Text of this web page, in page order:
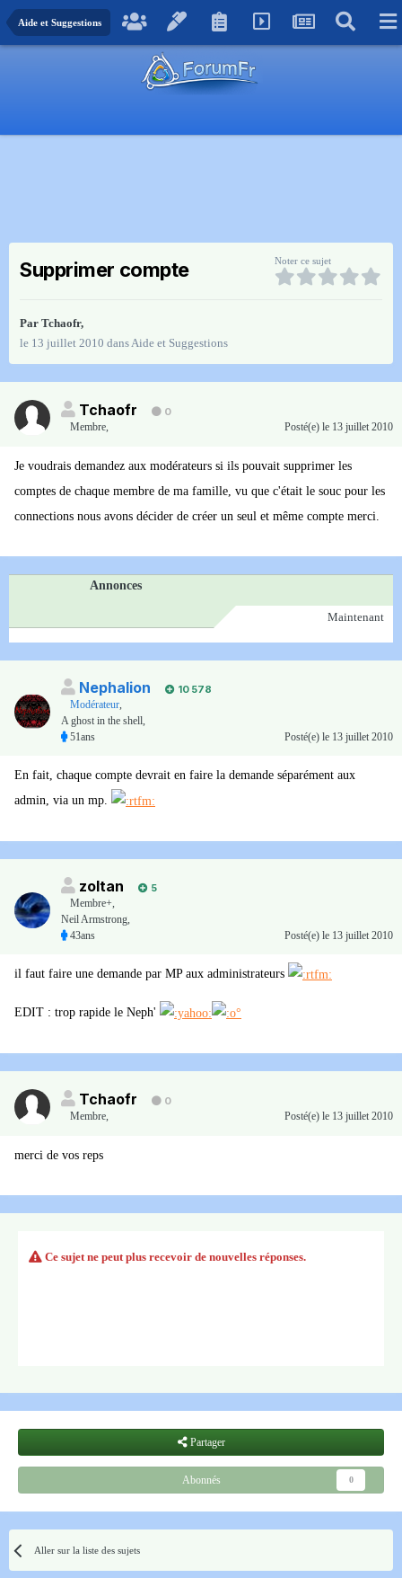
Aide et Suggestions
Supprimer compte Noter ce sujet
Par Tchaofr,
le 13 juillet 2010 dansAide et Suggestions
Tchaofr
0
Membre, Posté(e) le 13 juillet 2010
Je voudrais demandez aux modérateurs si ils pouvait supprimer les
comptes de chaque membre de ma famille, vu que c'était le souc pour les
connections nous avons décider de créer un seul et même compte merci.
Annonces
Maintenant
Nephalion
10 578
Modérateur,
A ghost in the shell,
51ans
Posté(e) le 13 juillet 2010
En fait, chaque compte devrait en faire la demande séparément aux
admin, via un mp.
zoltan
5
Membre+,
Neil Armstrong,
43ans
Posté(e) le 13 juillet 2010
il faut faire une demande par MP aux administrateurs
EDIT : trop rapide le Neph'
Tchaofr
0
Membre, Posté(e) le 13 juillet 2010
merci de vos reps
Ce sujet ne peut plus recevoir de nouvelles réponses.
Partager
Abonnés 0
Aller sur la liste des sujets